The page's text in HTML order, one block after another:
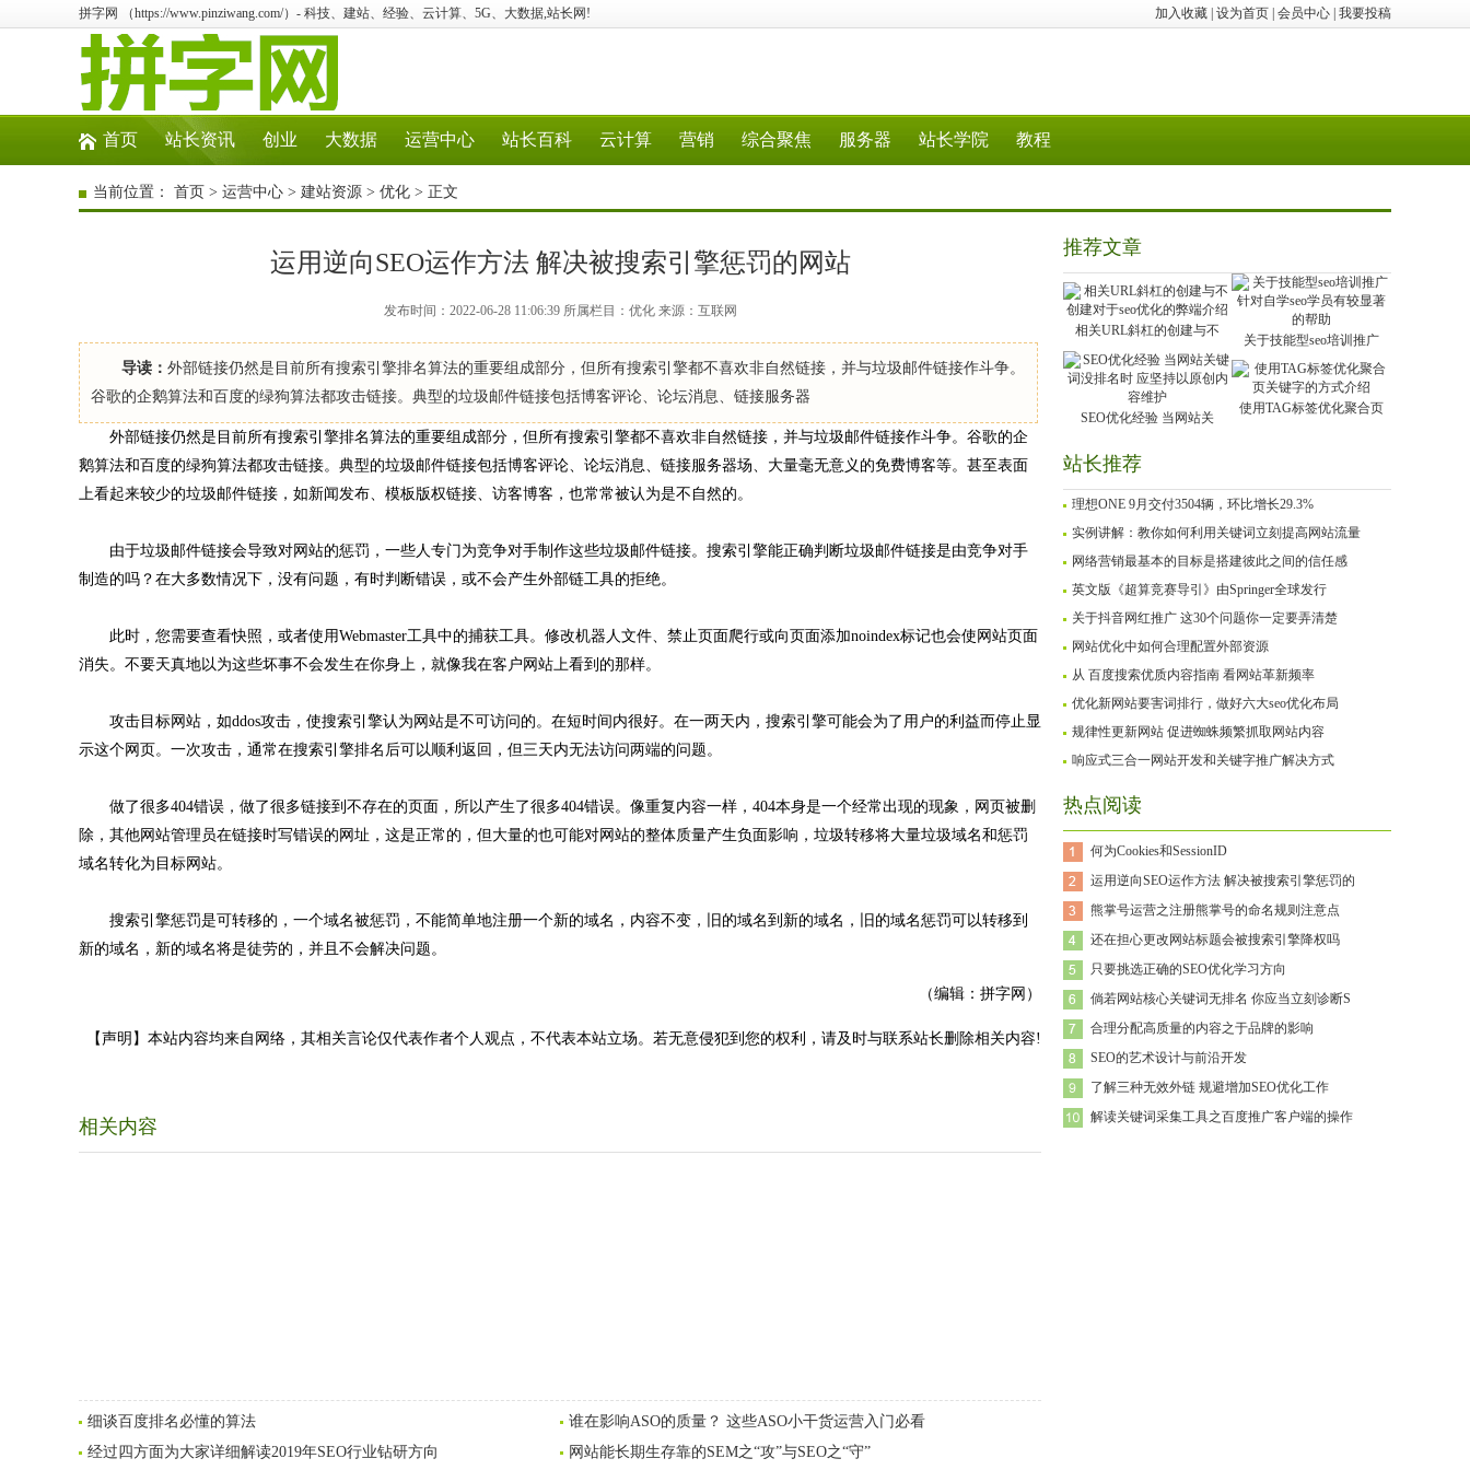
加入收藏 设为首页 会员中心 我要投稿
拼字网 （https://www.pinziwang.com/）- 科技、建站、经验、云计算、5G、大数据,站长网!
首页 站长资讯 创业 大数据 运营中心 站长百科 云计算 营销 综合聚焦 服务器 站长学院 教程
当前位置： 首页 > 运营中心 > 建站资源 > 优化 > 正文
运用逆向SEO运作方法 解决被搜索引擎惩罚的网站
发布时间：2022-06-28 11:06:39 所属栏目：优化 来源：互联网
导读： 外部链接仍然是目前所有搜索引擎排名算法的重要组成部分，但所有搜索引擎都不喜欢非自然链接，并与垃圾邮件链接作斗争。
谷歌的企鹅算法和百度的绿狗算法都攻击链接。典型的垃圾邮件链接包括博客评论、论坛消息、链接服务器
外部链接仍然是目前所有搜索引擎排名算法的重要组成部分，但所有搜索引擎都不喜欢非自然链接，并与垃圾邮件链接作斗争。谷歌的企
鹅算法和百度的绿狗算法都攻击链接。典型的垃圾邮件链接包括博客评论、论坛消息、链接服务器场、大量毫无意义的免费博客等。甚至表面
上看起来较少的垃圾邮件链接，如新闻发布、模板版权链接、访客博客，也常常被认为是不自然的。
由于垃圾邮件链接会导致对网站的惩罚，一些人专门为竞争对手制作这些垃圾邮件链接。搜索引擎能正确判断垃圾邮件链接是由竞争对手
制造的吗？在大多数情况下，没有问题，有时判断错误，或不会产生外部链工具的拒绝。
此时，您需要查看快照，或者使用Webmaster工具中的捕获工具。修改机器人文件、禁止页面爬行或向页面添加noindex标记也会使网站页面
消失。不要天真地以为这些坏事不会发生在你身上，就像我在客户网站上看到的那样。
攻击目标网站，如ddos攻击，使搜索引擎认为网站是不可访问的。在短时间内很好。在一两天内，搜索引擎可能会为了用户的利益而停止显
示这个网页。一次攻击，通常在搜索引擎排名后可以顺利返回，但三天内无法访问两端的问题。
做了很多404错误，做了很多链接到不存在的页面，所以产生了很多404错误。像重复内容一样，404本身是一个经常出现的现象，网页被删
除，其他网站管理员在链接时写错误的网址，这是正常的，但大量的也可能对网站的整体质量产生负面影响，垃圾转移将大量垃圾域名和惩罚
域名转化为目标网站。
搜索引擎惩罚是可转移的，一个域名被惩罚，不能简单地注册一个新的域名，内容不变，旧的域名到新的域名，旧的域名惩罚可以转移到
新的域名，新的域名将是徒劳的，并且不会解决问题。
（编辑：拼字网）
【声明】本站内容均来自网络，其相关言论仅代表作者个人观点，不代表本站立场。若无意侵犯到您的权利，请及时与联系站长删除相关内容!
相关内容
细谈百度排名必懂的算法
谁在影响ASO的质量？ 这些ASO小干货运营入门必看
经过四方面为大家详细解读2019年SEO行业钻研方向
网站能长期生存靠的SEM之“攻”与SEO之“守”
推荐文章
相关URL斜杠的创建与不
关于技能型seo培训推广
SEO优化经验 当网站关
使用TAG标签优化聚合页
站长推荐
理想ONE 9月交付3504辆，环比增长29.3%
实例讲解：教你如何利用关键词立刻提高网站流量
网络营销最基本的目标是搭建彼此之间的信任感
英文版《超算竞赛导引》由Springer全球发行
关于抖音网红推广 这30个问题你一定要弄清楚
网站优化中如何合理配置外部资源
从 百度搜索优质内容指南 看网站革新频率
优化新网站要害词排行，做好六大seo优化布局
规律性更新网站 促进蜘蛛频繁抓取网站内容
响应式三合一网站开发和关键字推广解决方式
热点阅读
何为Cookies和SessionID
运用逆向SEO运作方法 解决被搜索引擎惩罚的
熊掌号运营之注册熊掌号的命名规则注意点
还在担心更改网站标题会被搜索引擎降权吗
只要挑选正确的SEO优化学习方向
倘若网站核心关键词无排名 你应当立刻诊断S
合理分配高质量的内容之于品牌的影响
SEO的艺术设计与前沿开发
了解三种无效外链 规避增加SEO优化工作
解读关键词采集工具之百度推广客户端的操作